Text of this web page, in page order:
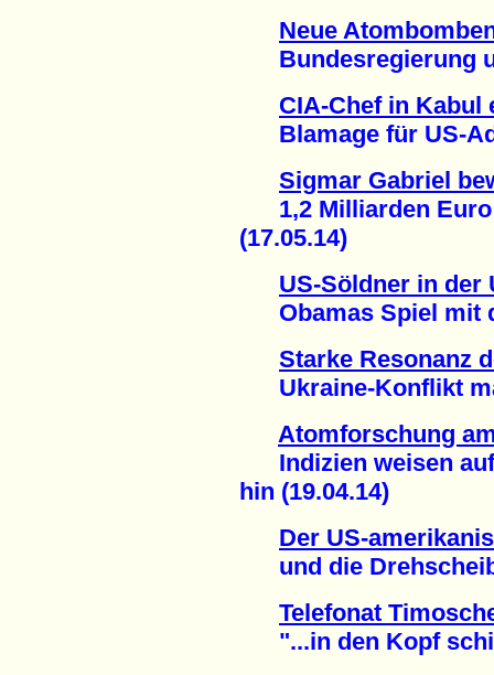
Neue
Bundesregierung
CIA-Chef in Kabul
Blamage für US-
Sigmar Gabriel
1,2 Milliarden Euro
(17.05.14)
US-Söldner in der
Obamas Spiel mit
Starke Resonanz
Ukraine-Konflikt
Atomforschung
Indizien weisen auf
hin (19.04.14)
Der US-
und die
Telefonat
"...in den Kopf